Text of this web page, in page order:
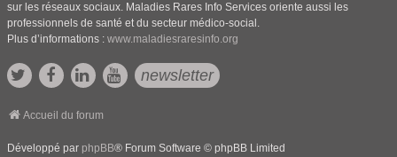
sur les réseaux sociaux. Maladies Rares Info Services oriente aussi les
professionnels de santé et du secteur médico-social.
Plus d’informations : www.maladiesraresinfo.org
newsletter
Accueil du forum
Développé par phpBB® Forum Software © phpBB Limited